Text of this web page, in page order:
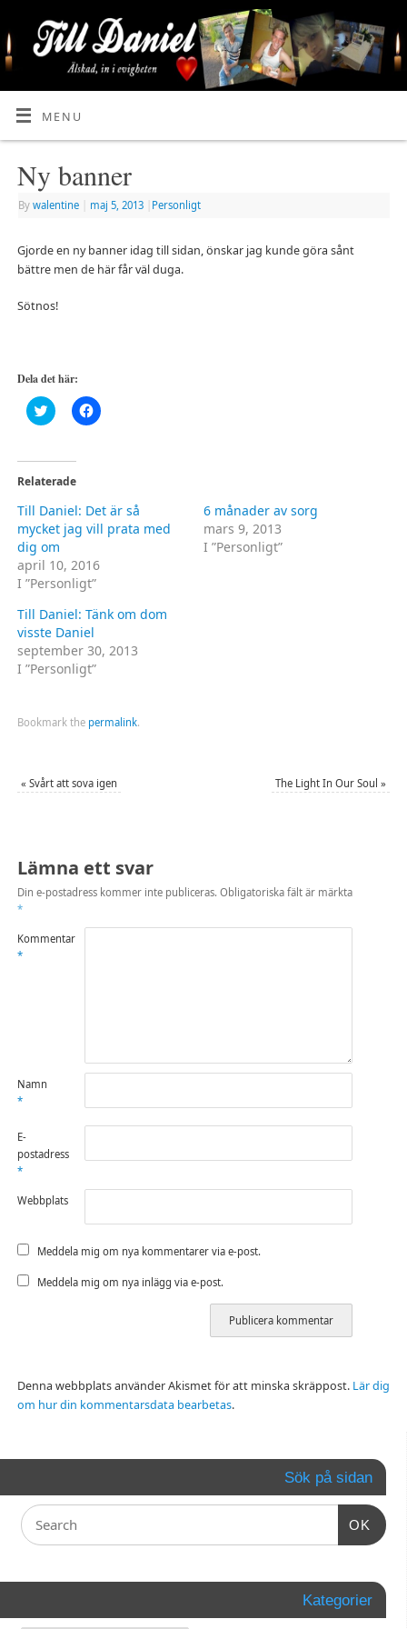
MENU
Ny banner
By walentine maj 5, 2013 Personligt
Gjorde en ny banner idag till sidan, önskar jag kunde göra sånt
bättre men de här får väl duga.
Sötnos!
Dela det här:
Klicka
för
Twitter
(Öppnas
i
nytt
fönster)
Klicka
för
ett
nytt
fönster)
Relaterade
Till Daniel: Det är så
mycket jag vill prata med
dig om
april 10, 2016
I ”Personligt”
6 månader av sorg
mars 9, 2013
I ”Personligt”
Till Daniel: Tänk om dom
visste Daniel
september 30, 2013
I ”Personligt”
Bookmark the permalink.
« Svårt att sova igen The Light In Our Soul»
Lämna ett svar
Din e-postadress kommer inte publiceras. Obligatoriska fält är märkta
*
Kommentar
*
Namn
*
E-
postadress
*
Webbplats
Meddela mig om nya kommentarer via e-post.
Meddela mig om nya inlägg via e-post.
Denna webbplats använder Akismet för att minska skräppost. Lär dig
om hur din kommentarsdata bearbetas.
Sök på sidan
OK
Kategorier